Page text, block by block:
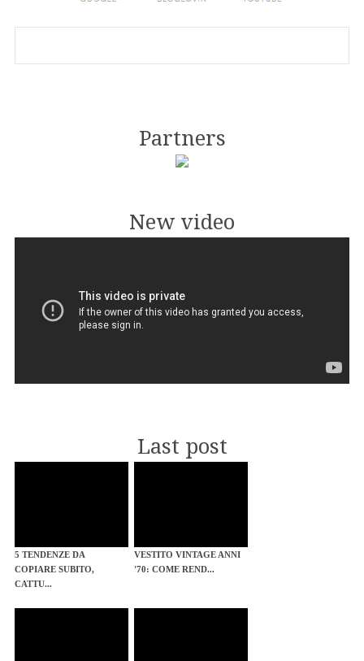
Partners
New video
Last post
5 TENDENZE DA
COPIARE SUBITO,
CATTU...
VESTITO VINTAGE ANNI
'70: COME REND...